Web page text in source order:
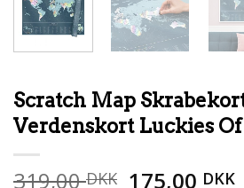
Scratch Map
Verdenskort Luckies
319,00DKK 175,00 DKK